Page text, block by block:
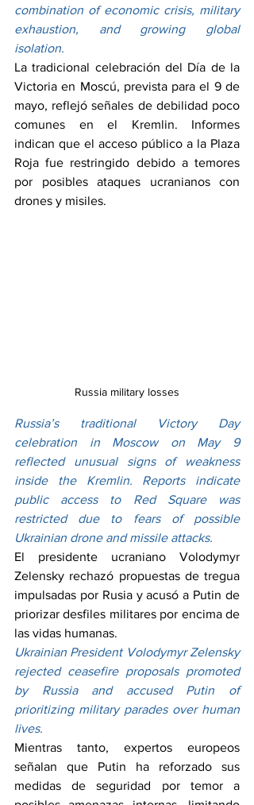
combination of economic crisis, military
exhaustion, and growing global
isolation.
La tradicional celebración del Día de la
Victoria en Moscú, prevista para el 9 de
mayo, reflejó señales de debilidad poco
comunes en el Kremlin. Informes
indican que el acceso público a la Plaza
Roja fue restringido debido a temores
por posibles ataques ucranianos con
drones y misiles.
Russia military losses
Russia’s traditional Victory Day
celebration in Moscow on May 9
reflected unusual signs of weakness
inside the Kremlin. Reports indicate
public access to Red Square was
restricted due to fears of possible
Ukrainian drone and missile attacks.
El presidente ucraniano Volodymyr
Zelensky rechazó propuestas de tregua
impulsadas por Rusia y acusó a Putin de
priorizar desfiles militares por encima de
las vidas humanas.
Ukrainian President Volodymyr Zelensky
rejected ceasefire proposals promoted
by Russia and accused Putin of
prioritizing military parades over human
lives.
Mientras tanto, expertos europeos
señalan que Putin ha reforzado sus
medidas de seguridad por temor a